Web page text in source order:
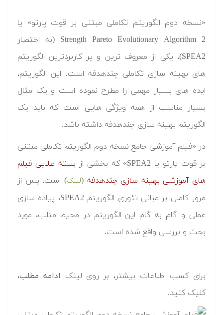
«نسخه دوم الگوریتم تکاملی مبتنی بر قوت پارتو» یا
Strength Pareto Evolutionary Algorithm 2 (به اختصار
SPEA2)، یکی از معروف ترین و پر کاربردترین الگوریتم
های بهینه سازی تکاملی چندهدفه است. این الگوریتم،
ایده های بسیار مهمی را مطرح نموده است و یک مثال
بسیار مناسب از همه ویژگی هایی است که باید یک
الگوریتم بهینه سازی چندهدفه داشته باشد.
در «فیلم آموزشی جامع نسخه دوم الگوریتم تکاملی مبتنی
بر قوت پارتو یا SPEA2» که بخشی از
بسته طلایی فیلم
های آموزشی بهینه سازی چندهدفه (لینک) است، پس از
مرور کاملی بر مبانی تئوری الگوریتم SPEA2، پیاده سازی
عملی و گام به گام این الگوریتم در محیط متلب، مورد
بحث و بررسی واقع شده است.
برای کسب اطلاعات بیشتر، بر روی لینک ادامه مطلب،
کلیک کنید.